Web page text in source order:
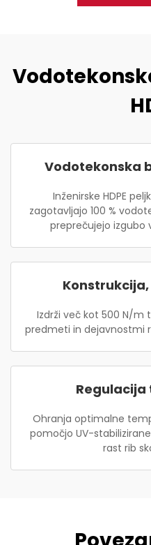
Vodotekonska
Inženirske HDPE
zagotavljajo 100 %
preprečujejo izgubo
Izdrži več kot 500 N/m
predmeti in dejavnostmi
Ohranja optimalne
pomočjo UV-
rast rib